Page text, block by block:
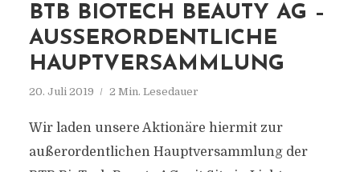
BTB BIOTECH BEAUTY AG –
AUSSERORDENTLICHE H
AUPTVERSAMMLUNG
20. Juli 2019 2 Min. Lesedauer
Wir laden unsere Aktionäre hiermit zur
außerordentlichen Hauptversammlung der